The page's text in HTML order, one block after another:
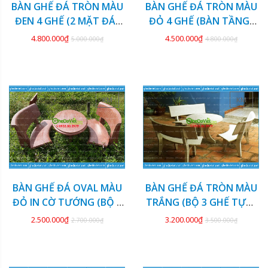
BÀN GHẾ ĐÁ TRÒN MÀU
ĐEN 4 GHẾ (2 MẶT ĐÁ)
GDCV-132
4.800.000₫ 5.000.000₫
BÀN GHẾ ĐÁ TRÒN MÀU
ĐỎ 4 GHẾ (BÀN TẦNG)
GDCV-131
4.500.000₫ 4.800.000₫
KM
BÀN GHẾ ĐÁ OVAL MÀU
ĐỎ IN CỜ TƯỚNG (BỘ 2
GHẾ) GDCV-130
2.500.000₫ 2.700.000₫
KM
BÀN GHẾ ĐÁ TRÒN MÀU
TRẮNG (BỘ 3 GHẾ TỰA)
GDCV-129
3.200.000₫ 3.500.000₫